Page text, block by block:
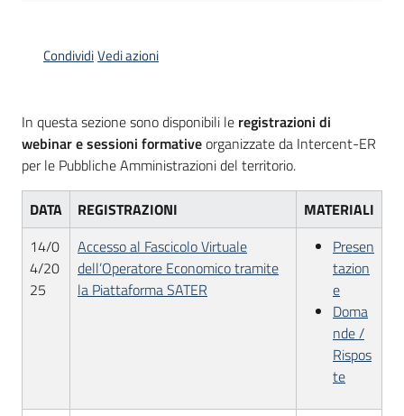
Supporto
Piattaforme
telematiche
CondividiVedi azioni
In questa sezione sono disponibili le registrazioni di
webinar e sessioni formativeorganizzate da Intercent-ER
per le Pubbliche Amministrazioni del territorio.
DATA REGISTRAZIONI
MATERIALI
14/0
4/20
25
Accesso al Fascicolo Virtuale
dell’Operatore Economico tramite
la Piattaforma SATER
Presen
tazion
e
Doma
nde /
Rispos
te